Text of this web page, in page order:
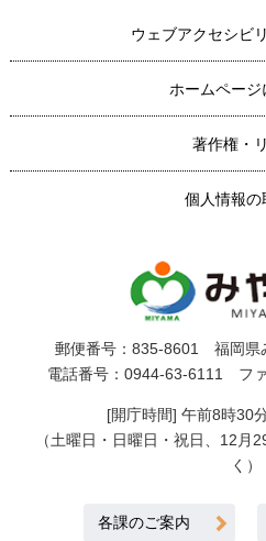
ウェブアクセシビ
ホームページ
著作権・
個人情報の
郵便番号：835-8601 福岡県
電話番号：0944-63-6111 フ
[開庁時間] 午前8時30
（土曜日・日曜日・祝日、12月
く）
各課のご案内